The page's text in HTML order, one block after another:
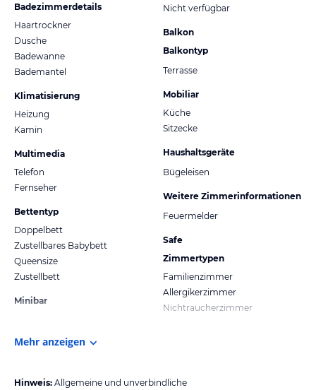
Badezimmerdetails
Haartrockner
Dusche
Badewanne
Bademantel
Klimatisierung
Heizung
Kamin
Multimedia
Telefon
Fernseher
Bettentyp
Doppelbett
Zustellbares Babybett
Queensize
Zustellbett
Minibar
Nicht verfügbar
Balkon
Balkontyp
Terrasse
Mobiliar
Küche
Sitzecke
Haushaltsgeräte
Bügeleisen
Weitere Zimmerinformationen
Feuermelder
Safe
Zimmertypen
Familienzimmer
Allergikerzimmer
Nichtraucherzimmer
Mehr anzeigen
Hinweis: Allgemeine und unverbindliche